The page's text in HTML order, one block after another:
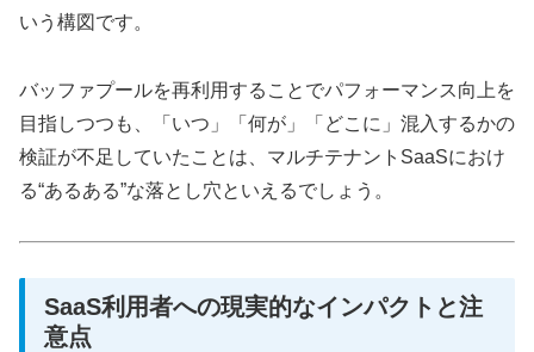
いう構図です。
バッファプールを再利用することでパフォーマンス向上を
目指しつつも、「いつ」「何が」「どこに」混入するかの
検証が不足していたことは、マルチテナントSaaSにおけ
る“あるある”な落とし穴といえるでしょう。
SaaS利用者への現実的なインパクトと注
意点